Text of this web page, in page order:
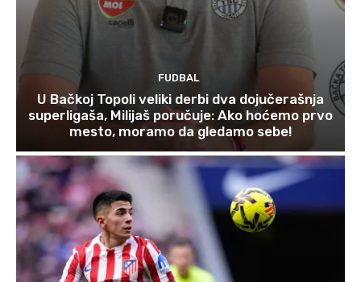
FUDBAL
U Bačkoj Topoli veliki derbi dva dojučerašnja
superligaša, Milijaš poručuje: Ako hoćemo prvo
mesto, moramo da gledamo sebe!